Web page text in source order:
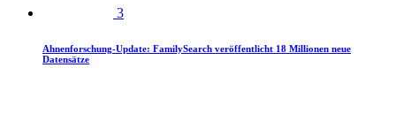
3
Ahnenforschung-Update: FamilySearch veröffentlicht 18 Millionen neue
Datensätze